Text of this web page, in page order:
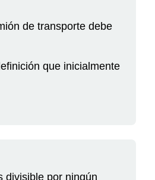
de transporte debe
que inicialmente
divisible por ningún